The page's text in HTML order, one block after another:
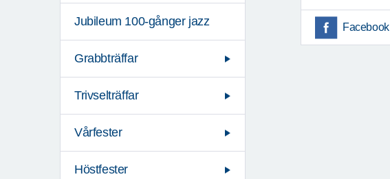
Jubileum 100-gånger jazz
Grabbträffar
Trivselträffar
Vårfester
Höstfester
Facebook